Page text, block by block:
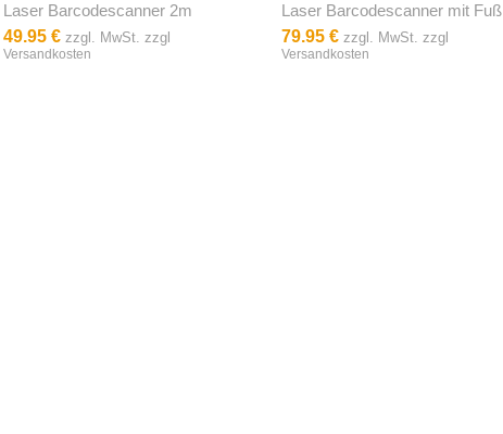
Laser Barcodescanner 2m
49.95 € zzgl. MwSt. zzgl
Versandkosten
Laser Barcodescanner mit Fuß
79.95 € zzgl. MwSt. zzgl
Versandkosten